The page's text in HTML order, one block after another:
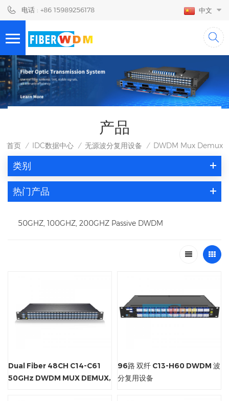
电话 : +86 15989256178 中文
产品
首页 / IDC数据中心 / 无源波分复用设备 / DWDM Mux Demux
类别
热门产品
50GHZ, 100GHZ, 200GHZ Passive DWDM
Dual Fiber 48CH C14-C61
50GHz DWDM MUX DEMUX,
96路 双纤 C13-H60 DWDM 波
分复用设备